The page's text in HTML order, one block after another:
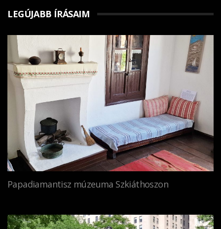
LEGÚJABB ÍRÁSAIM
Papadiamantisz múzeuma Szkiáthoszon